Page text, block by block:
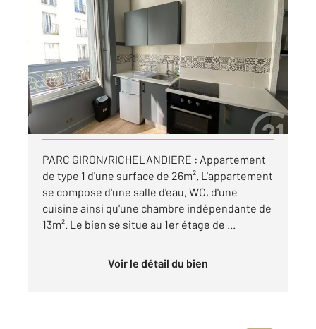
ST ETIENNE 42
26,52 m2, 1 pièce
Ref : 3559
Appartement T1 à louer
370 €
par mois charges comprises
Visiter le site dédié
PARC GIRON/RICHELANDIERE : Appartement
de type 1 d'une surface de 26m². L'appartement
se compose d'une salle d'eau, WC, d'une
cuisine ainsi qu'une chambre indépendante de
13m². Le bien se situe au 1er étage de ...
Voir le détail du bien